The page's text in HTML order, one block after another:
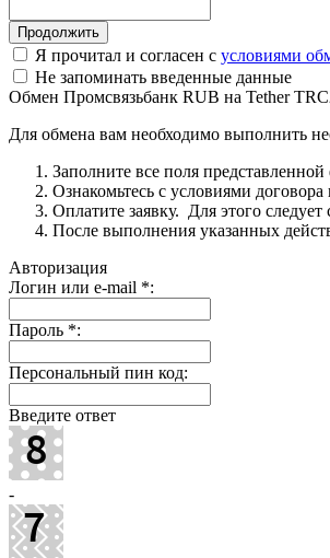
Я прочитал и согласен с условиями
Не запоминать введенные данные
Обмен Промсвязьбанк RUB на Tether
Для обмена вам необходимо выполнить
Заполните все поля
Ознакомьтесь с условиями
Оплатите заявку. Для этого
После выполнения указанных
Авторизация
Логин или e-mail *:
Пароль *:
Персональный пин код:
Введите ответ
-